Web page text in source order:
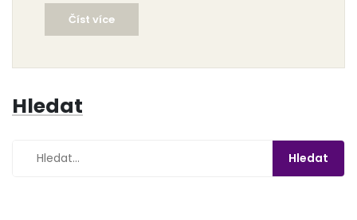
užívání. Prozkoumáme, jak mohou obě látky ovlivnit
sexuální zdraví.
Číst více
Hledat